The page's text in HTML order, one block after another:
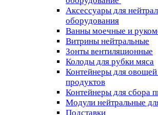
Аксессуары для
оборудования
Ванны моечные и
Витрины нейтральные
Зонты вентиляционные
Колоды для рубки мяса
Контейнеры для
продуктов
Контейнеры для сбора
Модули нейтральные
Подставки